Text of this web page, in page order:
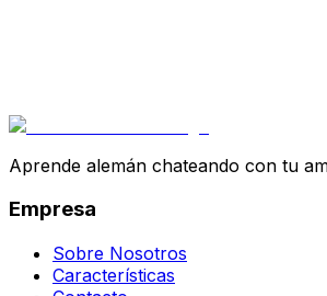
Aprende alemán chateando con tu
Empresa
Sobre Nosotros
Características